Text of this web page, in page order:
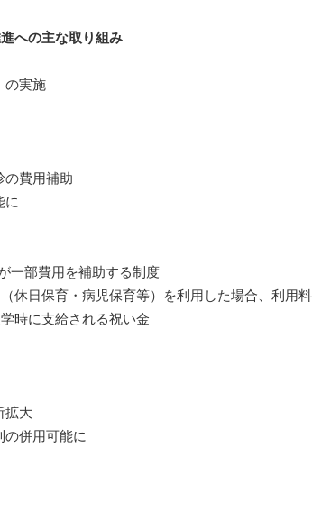
への主な取り組み
の実施
費用補助
に
部費用を補助する制度
日保育・病児保育等）を利用した場合、利用
時に支給される祝い金
拡大
併用可能に